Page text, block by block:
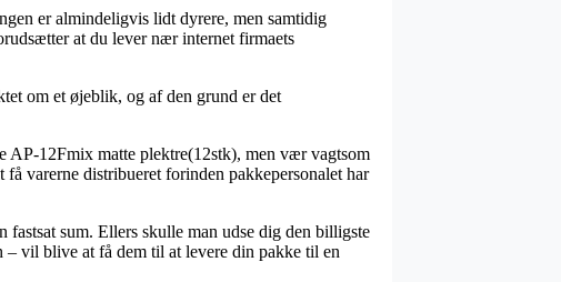
er almindeligvis lidt dyrere, men samtidig
at du lever nær internet firmaets
om et øjeblik, og af den grund er det
AP-12Fmix matte plektre(12stk), men vær vagtsom
varerne distribueret forinden pakkepersonalet har
sum. Ellers skulle man udse dig den billigste
vil blive at få dem til at levere din pakke til en